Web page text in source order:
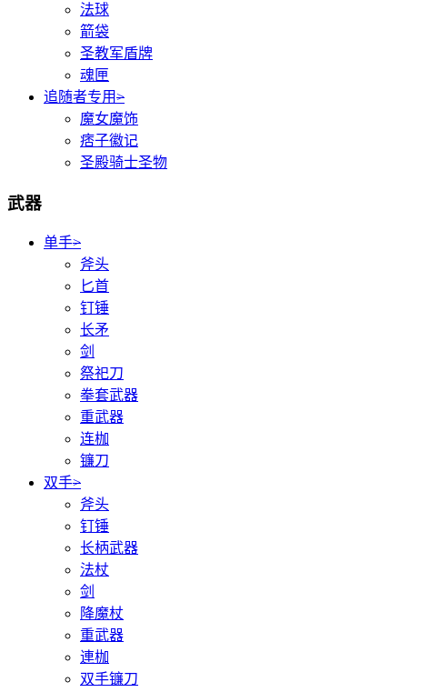
法球
箭袋
圣教军盾牌
魂匣
追随者专用>
魔女魔饰
痞子徽记
圣殿骑士圣物
武器
单手>
斧头
匕首
钉锤
长矛
剑
祭祀刀
拳套武器
重武器
连枷
镰刀
双手>
斧头
钉锤
长柄武器
法杖
剑
降魔杖
重武器
連枷
双手镰刀